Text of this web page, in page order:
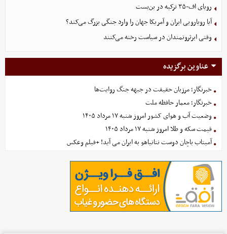
رویای اف-۳۵ ترکیه در بن‌بست
آیا رویارویی ایران و آمریکا جهان را وارد جنگی بزرگ می‌کند؟
وقتی ابرثروتمندان در سیاست رخنه می‌کنند
عناوین برگزیده
خبرنگار؛ مرزبان حقیقت در جبهه جنگ روایت‌ها
خبرنگار؛ معمار حافظه ملت
وضعیت آب و هوای کشور امروز شنبه ۱۷ مرداد ۱۴۰۵
قیمت سکه و طلا امروز شنبه ۱۷ مرداد ۱۴۰۵
آمیتاب باچان دوست نتانیاهو به ایران می آید! +فیلم وعکس